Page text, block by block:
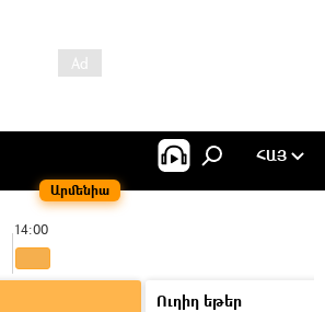
Արմենիա
ՀԱՅ
14:00
Ուղիղ եթեր